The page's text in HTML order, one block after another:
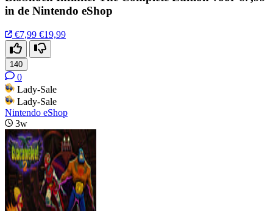
in de Nintendo eShop
€7,99 €19,99
140
0
Lady-Sale
Lady-Sale
Nintendo eShop
3w